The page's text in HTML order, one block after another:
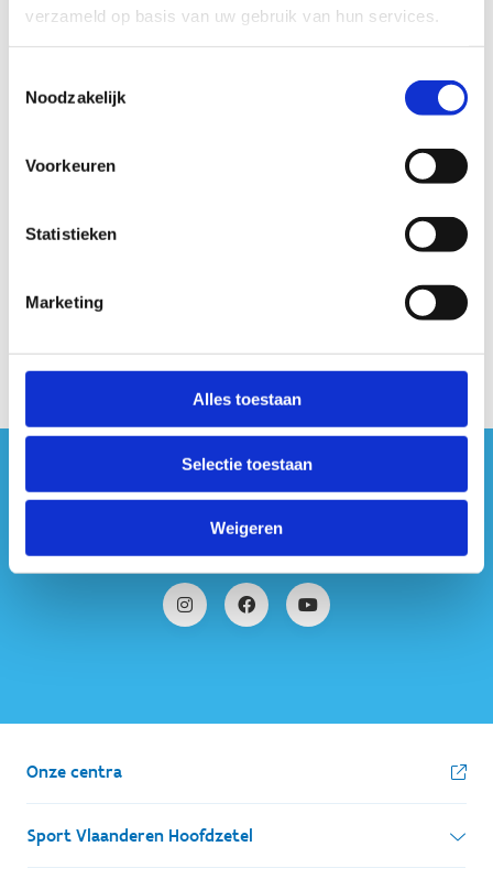
verzameld op basis van uw gebruik van hun services.
Noodzakelijk
Voorkeuren
Statistieken
Marketing
Alles toestaan
Selectie toestaan
Weigeren
Geniet in ons centrum van een sportief uitje met
#sportersbelevenmeer
ook op sociale media
Onze centra
Sport Vlaanderen Hoofdzetel